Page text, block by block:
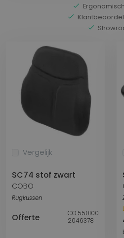
Vergelijk
SC74 stof zwart
COBO
Rugkussen
Offerte
CO.550100
2046378